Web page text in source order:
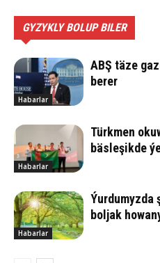
GYZYKLY BOLUP BILER
Habarlar
ABŞ täze
berer
Habarlar
Türkmen
bäsleşikde
Habarlar
Ýurdumyzda
boljak